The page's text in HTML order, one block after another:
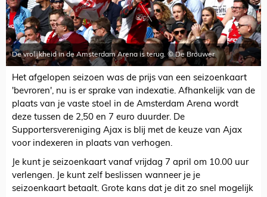
De vrolijkheid in de Amsterdam Arena is terug. © De Brouwer
Het afgelopen seizoen was de prijs van een seizoenkaart
'bevroren', nu is er sprake van indexatie. Afhankelijk van de
plaats van je vaste stoel in de Amsterdam Arena wordt
deze tussen de 2,50 en 7 euro duurder. De
Supportersvereniging Ajax is blij met de keuze van Ajax
voor indexeren in plaats van verhogen.
Je kunt je seizoenkaart vanaf vrijdag 7 april om 10.00 uur
verlengen. Je kunt zelf beslissen wanneer je je
seizoenkaart betaalt. Grote kans dat je dit zo snel mogelijk